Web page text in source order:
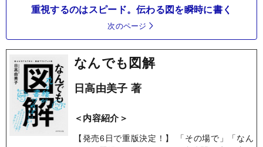
重視するのはスピード。伝わる図を瞬時に書く
次のページ
なんでも図解
日高由美子 著
＜内容紹介＞
【発売6日で重版決定！】 「その場で」「なん